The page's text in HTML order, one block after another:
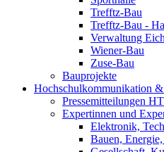
Trefftz-Bau
Trefftz-Bau -
Verwaltung
Wiener-Bau
Zuse-Bau
Bauprojekte
Hochschulkommunikation
Pressemitteilungen
Expertinnen und
Elektronik,
Bauen,